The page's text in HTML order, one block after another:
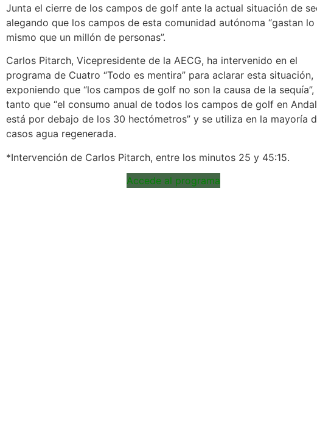
Junta el cierre de los campos de golf ante la actual situación de
alegando que los campos de esta comunidad autónoma “gastan lo
mismo que un millón de personas”.
Carlos Pitarch, Vicepresidente de la AECG, ha intervenido en el
programa de Cuatro “Todo es mentira” para aclarar esta situación,
exponiendo que “los campos de golf no son la causa de la sequía”,
tanto que “el consumo anual de todos los campos de golf en
está por debajo de los 30 hectómetros” y se utiliza en la mayoría
casos agua regenerada.
*Intervención de Carlos Pitarch, entre los minutos 25 y 45:15.
Accede al programa